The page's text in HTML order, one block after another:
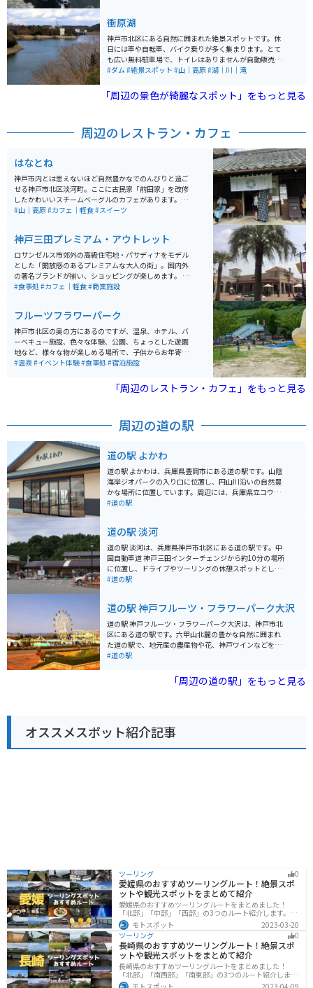
が激流や滝を形成しており、自然の力強さを感じること
ができる場所です。その壮大な自然景観に圧倒されま
す。また、この地域はハイキングや散策にも適してお
り、自然を楽しみながら健康的なアクティビティを楽し
むことができます。四季折々の美しい景色を楽しむこと
しい景観を楽しむことができます。 アクセスは、車では
中国自動車道「滝野社IC」より約5分、電車ではJR加古
が有名で、近くには少しお高いですが、和食屋さんもあ
り一人でもゆったりと食事を楽しめます。
衝原湖
神戸市北区にある自然に囲まれた絶景スポットです。休
日には車や自転車、バイク乗りが多く集まります。とて
も広い無料駐車場で、トイレはありませんが自動販売機
4台とベンチがあります。ここから少し走れば吞吐(どん
#ダム#絶景スポット #山｜高原#湖｜川｜滝
「周辺の景色が綺麗なスポット」をもっと見る
周辺のレストラン・カフェ
はなとね
神戸市内とは思えないほど自然豊かなでのんびりと過ご
せる神戸市北区淡河町。ここに古民家「前田家」を改修
したかわいいスチームベーグルのカフェがあります。山
田錦を作っている米農家が周囲にあり、このお家も古民
#山｜高原#カフェ｜軽食#スイーツ
神戸三田プレミアム・アウトレット
ロサンゼルス市郊外の高級住宅地・パサディナをモデル
とした「開放感のあるプレミアムな大人の街」。国内外
の著名ブランドが揃い、ショッピングが楽しめます。 ア
ウトレットモールの店舗面積順位で、国内第2位（西日
す。
#食事処 #カフェ｜軽食#商業施設
フルーツフラワーパーク
神戸市北区の奥の方にあるのですが、温泉、ホテル、バ
ーベキュー施設、色々な体験、公園、ちょっとした遊園
地など、様々な物が楽しめる場所で、子供からお年寄り
までたくさんの人が訪れています。１日遊べて、綺麗な
#温泉#イベント体験#食事処 #宿泊施設
「周辺のレストラン・カフェ」をもっと見る
周辺の道の駅
道の駅 よかわ
道の駅 よかわは、兵庫県豊岡市にある道の駅です。山陰
海岸ジオパークの入り口に位置し、円山川沿いの自然豊
かな場所に位置しています。周辺には、兵庫県立コウノ
トリの郷公園や、城崎温泉などの観光スポットがありま
す。レストランでは但馬牛を使った料理や、地元で採れ
た新鮮な魚介類を使った料理が楽しめます。また、情報
コーナーでは、周辺の観光情報を入手することができま
す。バイクで訪れる方は、道の駅の駐車場にバイク専用
の駐車スペースがあるので、安心して駐車できます。 道
度の距離にあります。コウノトリの郷公園では、国の特
別天然記念物であるコウノトリの保護・増殖、野生復帰
の取組について学ぶことができます。また、城崎温泉
は、7つの外湯めぐりが楽しめる有名な温泉街です。柳並
木が美しい街並みを浴衣姿で散策することができます。
道の駅 よかわ周辺で人気のお土産は、但馬牛を使った加
す。但馬牛の肉を使った佃煮や、ジャーキーなどは、お
パークの美しい景色を楽しみながらツーリングすること
#道の駅
道の駅 淡河
道の駅 淡河は、兵庫県神戸市北区にある道の駅です。中
国自動車道 神戸三田インターチェンジから約10分の場所
に位置し、ドライブやツーリングの休憩スポットとして
人気があります。 地元産の新鮮な野菜や果物が並ぶ農産
工品なども販売されています。 また、レストランでは、
地元産の食材をふんだんに使った料理を楽しむことがで
きます。淡河産のそば粉を使った手打ちそばや、地元産
の野菜を使った天ぷらなど、ここでしか味わえない味が
人気です。 バイクで訪れる際は、広々とした駐車場があ
#道の駅
道の駅 神戸フルーツ・フラワーパーク大沢
道の駅 神戸フルーツ・フラワーパーク大沢は、神戸市北
区にある道の駅です。六甲山北麓の豊かな自然に囲まれ
た道の駅で、地元産の農産物や花、神戸ワインなどを販
売しています。 園内には、フルーツ狩りが楽しめる観光
楽しむことができます。 バイクで行く場合は、三田方面
から国道428号線を南下するのがおすすめです。駐車場
ムなどがおすすめです。
#道の駅
「周辺の道の駅」をもっと見る
オススメスポット紹介記事
ツーリング 0
愛媛県のおすすめツーリングルート！絶景スポ
ットや観光スポットをまとめて紹介
愛媛県のおすすめツーリングルートをまとめました！
「北部」「中部」「西部」の3つのルート紹介します。山
や海といった自然だけでなく、気軽に渡れる島もあり
様々な楽しみ方ができます。バイクで愛媛県にツーリン
グに行く際は参考にしてください。
モトスポット
2023-03-20
ツーリング
0
長崎県のおすすめツーリングルート！絶景スポ
ットや観光スポットをまとめて紹介
長崎県のおすすめツーリングルートをまとめました！
「北部」「南西部」「南東部」の3つのルート紹介しま
す。国際色豊かな街並みや世界遺産、絶景ポイントが数